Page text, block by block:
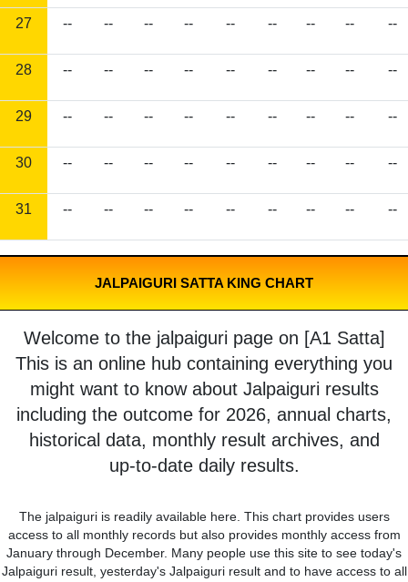
27 -- -- -- -- -- -- -- -- --
28 -- -- -- -- -- -- -- -- --
29 -- -- -- -- -- -- -- -- --
30 -- -- -- -- -- -- -- -- --
31 -- -- -- -- -- -- -- -- --
JALPAIGURI SATTA KING CHART
Welcome to the jalpaiguri page on [A1 Satta]
This is an online hub containing everything you
might want to know about Jalpaiguri results
including the outcome for 2026, annual charts,
historical data, monthly result archives, and
up-to-date daily results.
The jalpaiguri is readily available here. This chart provides users
access to all monthly records but also provides monthly access from
January through December. Many people use this site to see today's
Jalpaiguri result, yesterday's Jalpaiguri result and to have access to all